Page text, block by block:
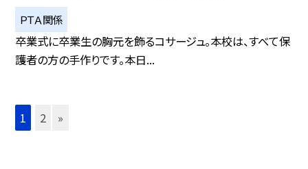
ＰＴＡ関係
卒業式に卒業生の胸元を飾るコサージュ。本校は、すべて保
護者の方の手作りです。本日...
1 2 »